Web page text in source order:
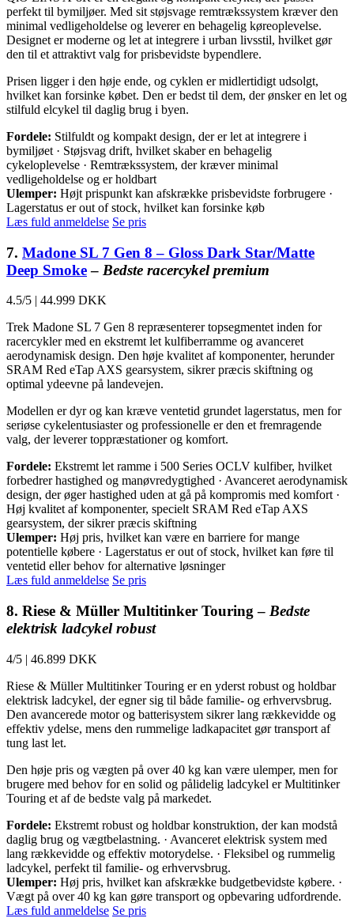
perfekt til bymiljøer. Med sit støjsvage remtrækssystem kræver den
minimal vedligeholdelse og leverer en behagelig køreoplevelse.
Designet er moderne og let at integrere i urban livsstil, hvilket gør
den til et attraktivt valg for prisbevidste bypendlere.
Prisen ligger i den høje ende, og cyklen er midlertidigt udsolgt,
hvilket kan forsinke købet. Den er bedst til dem, der ønsker en let og
stilfuld elcykel til daglig brug i byen.
Fordele: Stilfuldt og kompakt design, der er let at integrere i
bymiljøet · Støjsvag drift, hvilket skaber en behagelig
cykeloplevelse · Remtrækssystem, der kræver minimal
vedligeholdelse og er holdbart
Ulemper: Højt prispunkt kan afskrække prisbevidste forbrugere ·
Lagerstatus er out of stock, hvilket kan forsinke køb
Læs fuld anmeldelse Se pris
7. Madone SL 7 Gen 8 – Gloss Dark Star/Matte
Deep Smoke– Bedste racercykel premium
4.5/5 | 44.999 DKK
Trek Madone SL 7 Gen 8 repræsenterer topsegmentet inden for
racercykler med en ekstremt let kulfiberramme og avanceret
aerodynamisk design. Den høje kvalitet af komponenter, herunder
SRAM Red eTap AXS gearsystem, sikrer præcis skiftning og
optimal ydeevne på landevejen.
Modellen er dyr og kan kræve ventetid grundet lagerstatus, men for
seriøse cykelentusiaster og professionelle er den et fremragende
valg, der leverer toppræstationer og komfort.
Fordele: Ekstremt let ramme i 500 Series OCLV kulfiber, hvilket
forbedrer hastighed og manøvredygtighed · Avanceret aerodynamisk
design, der øger hastighed uden at gå på kompromis med komfort ·
Høj kvalitet af komponenter, specielt SRAM Red eTap AXS
gearsystem, der sikrer præcis skiftning
Ulemper: Høj pris, hvilket kan være en barriere for mange
potentielle købere · Lagerstatus er out of stock, hvilket kan føre til
ventetid eller behov for alternative løsninger
Læs fuld anmeldelse Se pris
8. Riese & Müller Multitinker Touring – Bedste
elektrisk ladcykel robust
4/5 | 46.899 DKK
Riese & Müller Multitinker Touring er en yderst robust og holdbar
elektrisk ladcykel, der egner sig til både familie- og erhvervsbrug.
Den avancerede motor og batterisystem sikrer lang rækkevidde og
effektiv ydelse, mens den rummelige ladkapacitet gør transport af
tung last let.
Den høje pris og vægten på over 40 kg kan være ulemper, men for
brugere med behov for en solid og pålidelig ladcykel er Multitinker
Touring et af de bedste valg på markedet.
Fordele: Ekstremt robust og holdbar konstruktion, der kan modstå
daglig brug og vægtbelastning. · Avanceret elektrisk system med
lang rækkevidde og effektiv motorydelse. · Fleksibel og rummelig
ladcykel, perfekt til familie- og erhvervsbrug.
Ulemper: Høj pris, hvilket kan afskrække budgetbevidste købere. ·
Vægt på over 40 kg kan gøre transport og opbevaring udfordrende.
Læs fuld anmeldelse Se pris